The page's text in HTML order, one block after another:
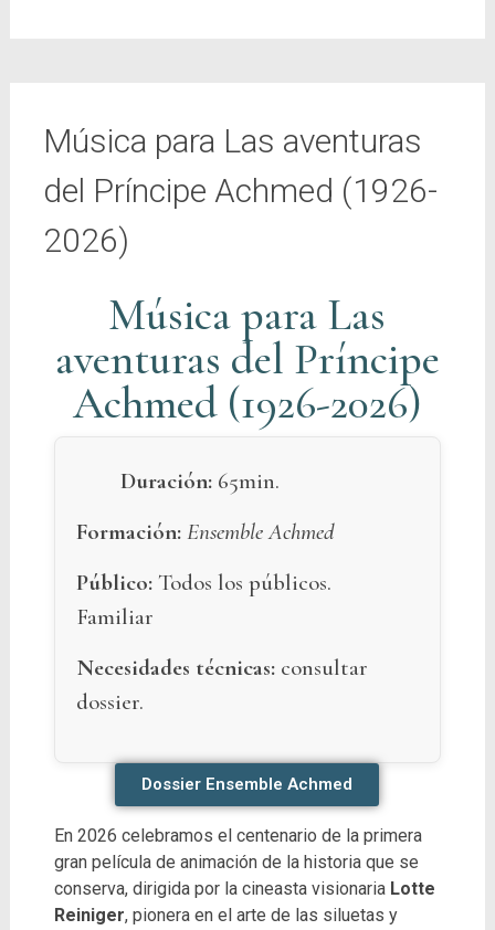
Música para Las aventuras
del Príncipe Achmed (1926-
2026)
Música para Las
aventuras del Príncipe
Achmed (1926-2026)
Duración:65min.
Formación: Ensemble Achmed
Público:Todos los públicos.
Familiar
Necesidades técnicas:consultar
dossier.
Dossier Ensemble Achmed
En 2026 celebramos el centenario de la primera
gran película de animación de la historia que se
conserva, dirigida por la cineasta visionaria Lotte
Reiniger, pionera en el arte de las siluetas y